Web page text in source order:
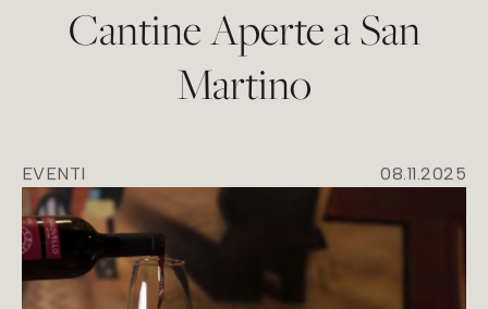
Cantine Aperte a San
Martino
EVENTI 08.11.2025